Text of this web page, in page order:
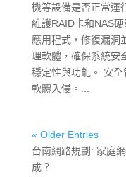
機等設備是否正常運
維護RAID卡和NAS
應用程式，修復漏洞
理軟體，確保系統安
穩定性與功能。 安
軟體入侵。...
« Older Entries
台南網路規劃: 家庭
成？